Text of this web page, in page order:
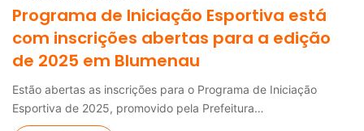
Programa de Iniciação Esportiva está
com inscrições abertas para a edição
de 2025 em Blumenau
Estão abertas as inscrições para o Programa de Iniciação
Esportiva de 2025, promovido pela Prefeitura…